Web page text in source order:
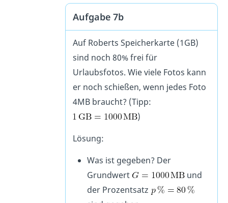
Aufgabe 7b
Auf Roberts Speicherkarte (1GB)
sind noch 80% frei für
Urlaubsfotos. Wie viele Fotos kann
er noch schießen, wenn jedes Foto
4MB braucht? (Tipp:
)
Lösung:
Was ist gegeben? Der
Grundwert
und
der Prozentsatz